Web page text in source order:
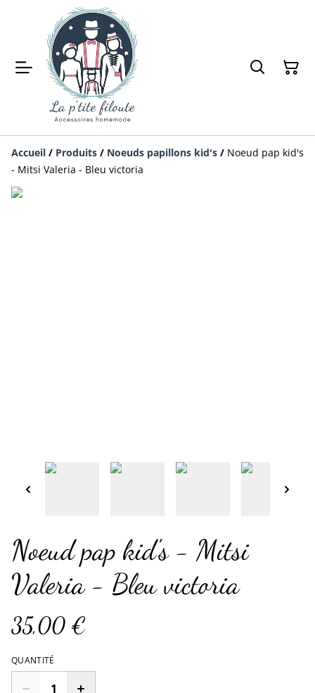
Accueil / Produits / Noeuds papillons kid's / Noeud pap kid's
- Mitsi Valeria - Bleu victoria
Noeud pap kid's - Mitsi
Valeria - Bleu victoria
35,00 €
QUANTITÉ